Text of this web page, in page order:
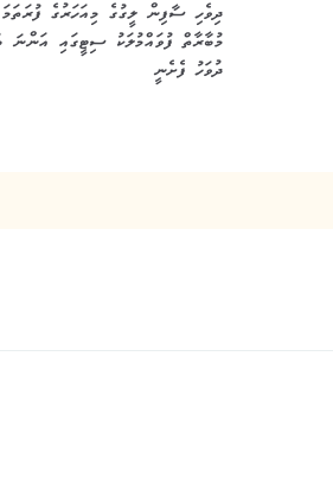
ދިވެހި ސާފިން ލީގުގެ މިއަހަރުގެ ފުރަތަމަ
މުބާރާތް ފުވައްމުލަކު ސިޓީގައި އަންނަ
ދުވަހު ފެށެނީ